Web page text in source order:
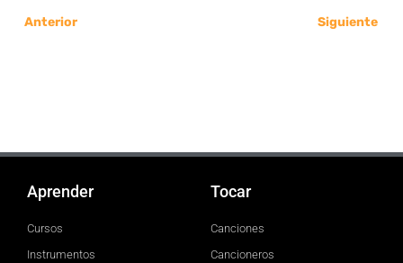
Anterior Siguiente
Aprender
Cursos
Instrumentos
Tocar
Canciones
Cancioneros